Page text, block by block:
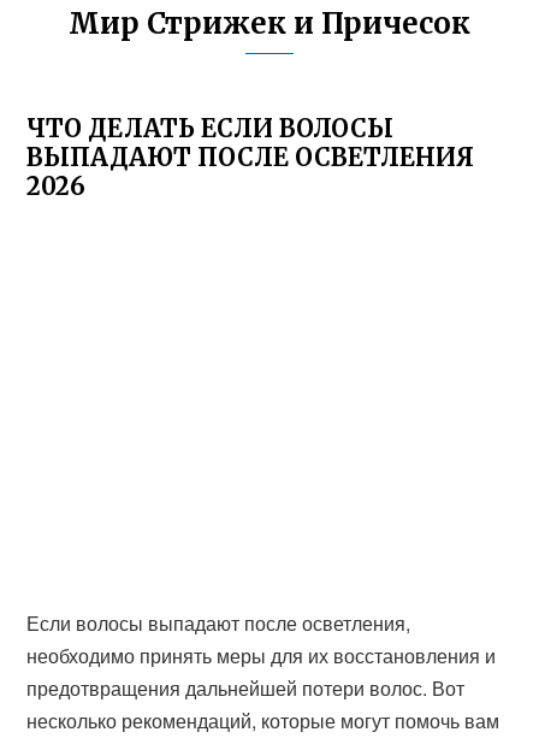
Мир Стрижек и Причесок
ЧТО ДЕЛАТЬ ЕСЛИ ВОЛОСЫ
ВЫПАДАЮТ ПОСЛЕ ОСВЕТЛЕНИЯ
2026
Если волосы выпадают после осветления,
необходимо принять меры для их восстановления и
предотвращения дальнейшей потери волос. Вот
несколько рекомендаций, которые могут помочь вам